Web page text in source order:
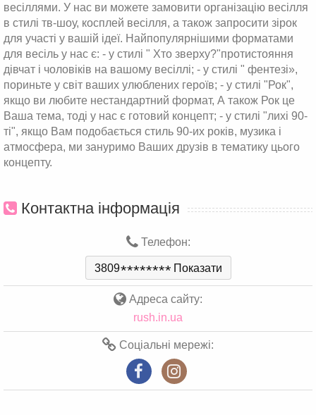
весіллями. У нас ви можете замовити організацію весілля
в стилі тв-шоу, косплей весілля, а також запросити зірок
для участі у вашій ідеї. Найпопулярнішими форматами
для весіль у нас є: - у стилі " Хто зверху?"протистояння
дівчат і чоловіків на вашому весіллі; - у стилі " фентезі»,
пориньте у світ ваших улюблених героїв; - у стилі "Рок",
якщо ви любите нестандартний формат, А також Рок це
Ваша тема, тоді у нас є готовий концепт; - у стилі "лихі 90-
ті", якщо Вам подобається стиль 90-их років, музика і
атмосфера, ми зануримо Ваших друзів в тематику цього
концепту.
Контактна інформація
Телефон:
3809******** Показати
Адреса сайту:
rush.in.ua
Соціальні мережі: